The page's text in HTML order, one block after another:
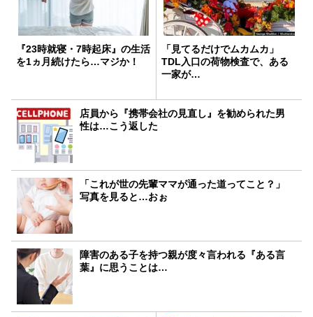
『23時就寝・7時起床』の生活
を1ヵ月続けたら…マジか！
「見てるだけでムカムカ」
TDL入口の荷物検査で、ある
一家が…
店員から『携帯会社の見直し』を勧められた男
性は…こう返した
「これが世の先輩ママが通った道ってこと？」
写真を見ると…おぉ
障害のある子を持つ親が度々言われる『ある言
葉』に思うことは…